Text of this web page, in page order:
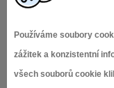
Používáme soubory
zážitek a konzistentní
všech souborů cookie